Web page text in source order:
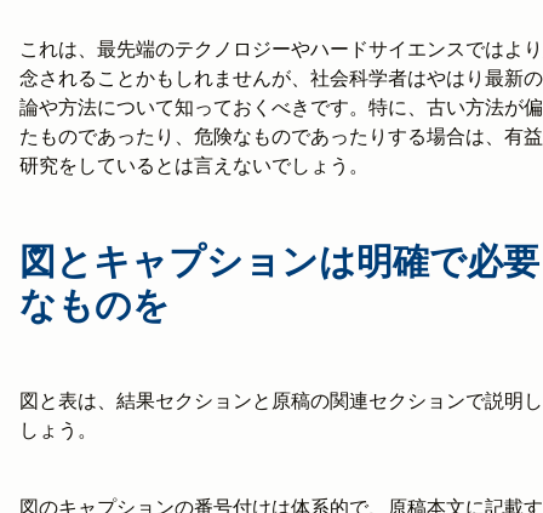
これは、最先端のテクノロジーやハードサイエンスではよ
念されることかもしれませんが、社会科学者はやはり最新
論や方法について知っておくべきです。特に、古い方法が
たものであったり、危険なものであったりする場合は、有
研究をしているとは言えないでしょう。
図とキャプションは明確で必要
なものを
図と表は、結果セクションと原稿の関連セクションで説明
しょう。
図のキャプションの番号付けは体系的で、原稿本文に記載